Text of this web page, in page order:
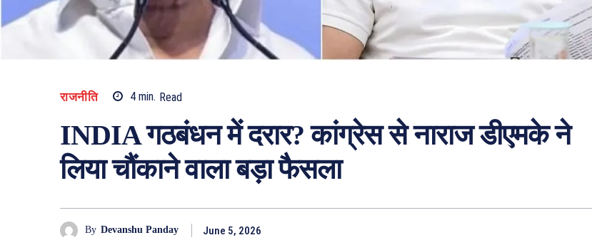
राजनीति 4 min. Read
INDIA गठबंधन में दरार? कांग्रेस से नाराज डीएमके ने
लिया चौंकाने वाला बड़ा फैसला
By Devanshu Panday June 5, 2026